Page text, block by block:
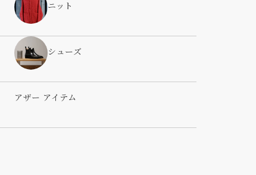
ニット
シューズ
アザー アイテム